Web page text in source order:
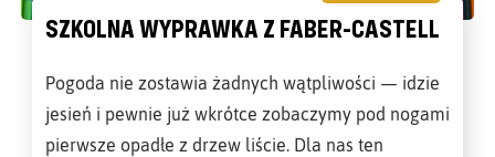
SZKOLNA WYPRAWKA Z FABER-CASTELL
Pogoda nie zostawia żadnych wątpliwości — idzie
jesień i pewnie już wkrótce zobaczymy pod nogami
pierwsze opadłe z drzew liście. Dla nas ten